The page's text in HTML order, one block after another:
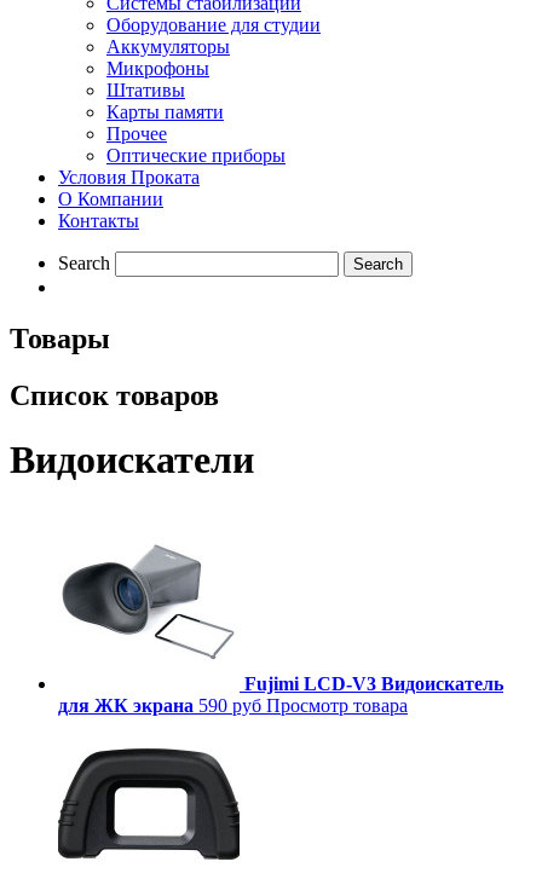
Оборудование для студии
Aккумуляторы
Микрофоны
Штативы
Карты памяти
Прочее
Оптические приборы
Условия Проката
О Компании
Контакты
Search
Товары
Список товаров
Видоискатели
Fujimi LCD-V3 Видоискатель
для ЖК экрана 590 руб Просмотр товара